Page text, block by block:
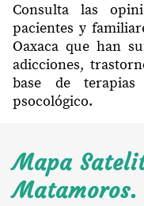
Consulta las
pacientes y
Oaxaca que han
adicciones,
base de
psocológico.
Mapa
Matamoros.